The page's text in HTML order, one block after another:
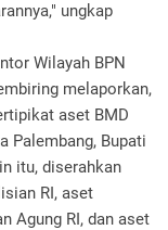
ungkap
Wilayah BPN
melaporkan,
aset BMD
Palembang, Bupati
itu, diserahkan
RI, aset
Agung RI, dan aset